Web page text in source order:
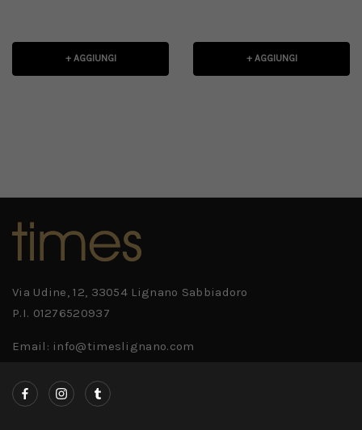
+ AGGIUNGI + AGGIUNGI
Via Udine, 12, 33054 Lignano Sabbiadoro
P.I. 01276520937
Email: info@timeslignano.com